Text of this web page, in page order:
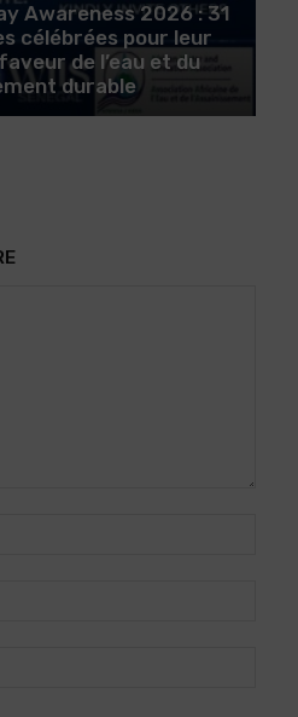
Awareness 2026 : 31
célébrées pour leur
de l’eau et du
durable